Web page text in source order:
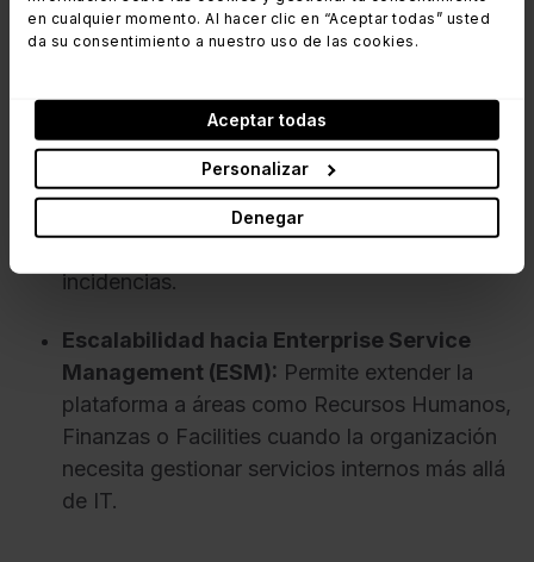
en cualquier momento. Al hacer clic en “Aceptar todas” usted
da su consentimiento a nuestro uso de las cookies.
Aceptar todas
Personalizar
Denegar
problemas frecuentes sin intervención directa
Reportes y dashboards: Proporciona
visibilidad sobremétricas operativas de
Gestión de Incidentescomo volumen de
tickets, tiempos de resolución, cumplimiento
incidencias.
Escalabilidad hacia Enterprise Service
Management (ESM): Permite extender la
plataforma a áreas como Recursos Humanos,
Finanzas o Facilities cuando la organización
necesita gestionar servicios internos más allá
de IT.